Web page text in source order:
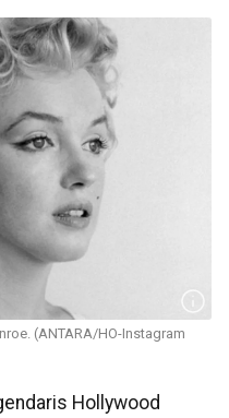
(ANTARA/HO-Instagram
Hollywood